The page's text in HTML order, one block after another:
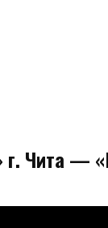
г. Чита —